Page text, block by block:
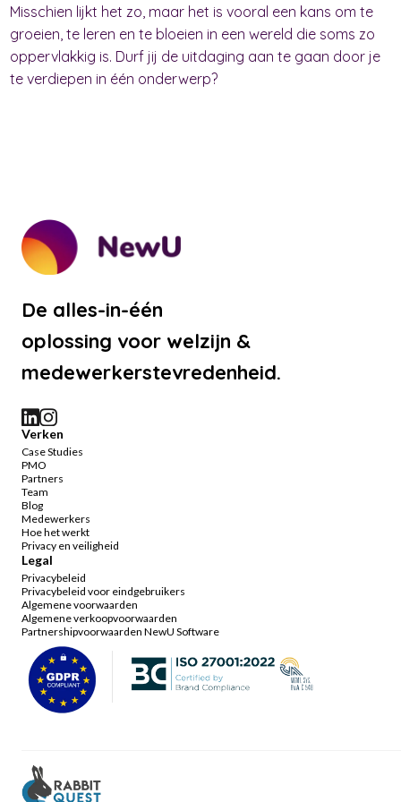
Misschien lijkt het zo, maar het is vooral een kans om te
groeien, te leren en te bloeien in een wereld die soms zo
oppervlakkig is. Durf jij de uitdaging aan te gaan door je
te verdiepen in één onderwerp?
De alles-in-één
oplossing voor welzijn &
medewerkerstevredenheid.
Verken
Case Studies
PMO
Partners
Team
Blog
Medewerkers
Hoe het werkt
Privacy en veiligheid
Legal
Privacybeleid
Privacybeleid voor eindgebruikers
Algemene voorwaarden
Algemene verkoopvoorwaarden
Partnershipvoorwaarden NewU Software